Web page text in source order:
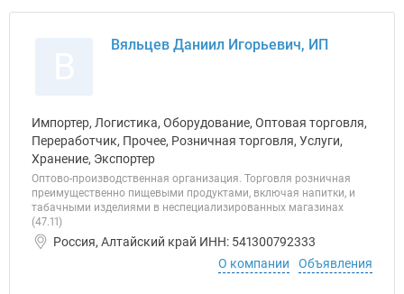
Вяльцев Даниил Игорьевич, ИП
Импортер, Логистика, Оборудование, Оптовая торговля,
Переработчик, Прочее, Розничная торговля, Услуги,
Хранение, Экспортер
Оптово-производственная организация. Торговля розничная
преимущественно пищевыми продуктами, включая напитки, и
табачными изделиями в неспециализированных магазинах
(47.11)
Россия, Алтайский край ИНН: 541300792333
О компании
Объявления